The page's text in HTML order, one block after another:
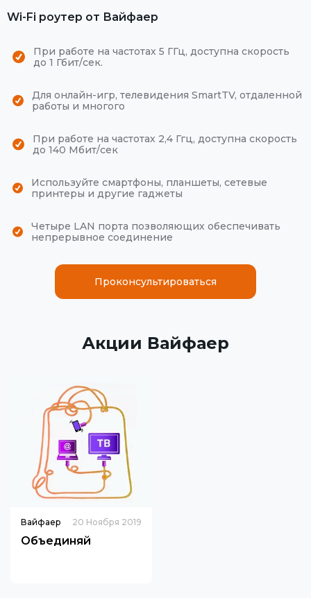
Wi-Fi роутер от Вайфаер
При работе на частотах 5 ГГц, доступна скорость
до 1 Гбит/сек.
Для онлайн-игр, телевидения SmartTV, отдаленной
работы и многого
При работе на частотах 2,4 Ггц, доступна скорость
до 140 Мбит/сек
Используйте смартфоны, планшеты, сетевые
принтеры и другие гаджеты
Четыре LAN порта позволяющих обеспечивать
непрерывное соединение
Проконсультироваться
Акции Вайфаер
Вайфаер 20 Ноября 2019
Объединяй